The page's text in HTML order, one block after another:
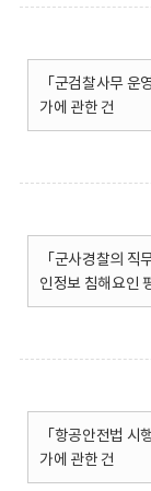
「군검찰사무
가에 관한 건
「군사경찰의
인정보 침해요인
「항공안전법
가에 관한 건